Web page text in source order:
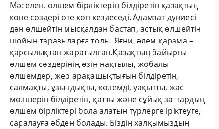
Мәселен, өлшем бірліктерін білдіретін қазақтың
көне сөздері өте көп кездеседі. Адамзат дүниесі
дән өлшейтін мысқалдан бастап, астық өлшейтін
шойын таразыларға толы. Яғни, әлем қарама –
қарсылықтан жаратылған.Қазақтың байырғы
өлшем сөздерінің өзін нақтылы, жобалы
өлшемдер, жер арақашықтығын білдіретін,
салмақты, ұзындықты, көлемді, уақытты, жас
мөлшерін білдіретін, қатты және сұйық заттардың
өлшем бірліктері бола алатын түрлерге іріктеуге,
саралауға әбден болады. Біздің халқымыздың